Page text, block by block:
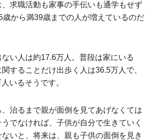
求職活動も家事の手伝いも通学もせず
歳から満39歳までの人が増えているのだ
い人は約17.6万人。普段は家にいる
することだけ出歩く人は36.5万人で、
いるそうです。
治るまで親が面倒を見てあげなくては
でなければ、子供が自分で生きていく
いと、将来は、親も子供の面倒を見き